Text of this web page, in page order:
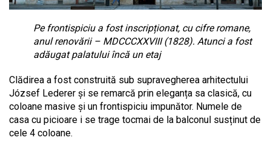
Pe frontispiciu a fost inscripționat, cu cifre romane,
anul renovării – MDCCCXXVIII (1828). Atunci a fost
adăugat palatului încă un etaj
Clădirea a fost construită sub supravegherea arhitectului
József Lederer și se remarcă prin eleganța sa clasică, cu
coloane masive și un frontispiciu impunător. Numele de
casa cu picioare i se trage tocmai de la balconul susținut de
cele 4 coloane.